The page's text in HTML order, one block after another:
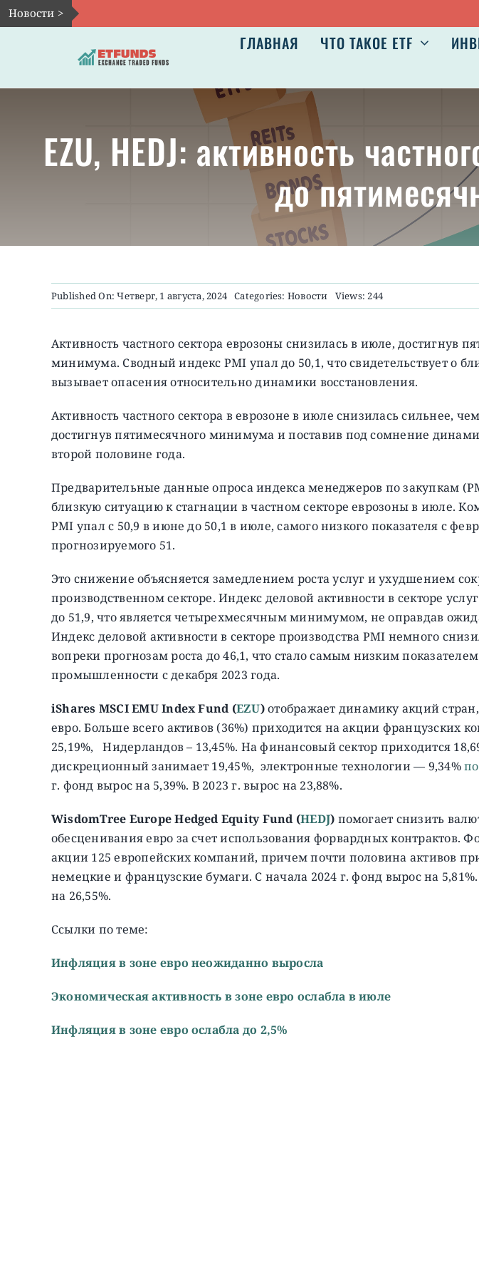
Skip
to
Новости >
ГЛАВНАЯ ЧТО ТАКОЕ ETF
EZU, HEDJ: активность
до
Published On: Четверг, 1 августа, 2024 Categories: Новости Views: 244
Активность частного сектора еврозоны снизилась в июле, достигнув
минимума. Сводный индекс PMI упал до 50,1, что свидетельствует о
вызывает опасения относительно динамики восстановления.
Активность частного сектора в еврозоне в июле снизилась сильнее,
достигнув пятимесячного минимума и поставив под сомнение
второй половине года.
Предварительные данные опроса индекса менеджеров по закупкам
близкую ситуацию к стагнации в частном секторе еврозоны в июле.
PMI упал с 50,9 в июне до 50,1 в июле, самого низкого показателя с
прогнозируемого 51.
Это снижение объясняется замедлением роста услуг и ухудшением
производственном секторе. Индекс деловой активности в секторе
до 51,9, что является четырехмесячным минимумом, не оправдав
Индекс деловой активности в секторе производства PMI немного
вопреки прогнозам роста до 46,1, что стало самым низким
промышленности с декабря 2023 года.
iShares MSCI EMU Index Fund (EZU)отображает динамику акций
евро. Больше всего активов (36%) приходится на акции французских
25,19%, Нидерландов – 13,45%. На финансовый сектор приходится
дискреционный занимает 19,45%, электронные технологии — 9,34%
г. фонд вырос на 5,39%. В 2023 г. вырос на 23,88%.
WisdomTree Europe Hedged Equity Fund (HEDJ) помогает снизить
обесценивания евро за счет использования форвардных контрактов.
акции 125 европейских компаний, причем почти половина активов
немецкие и французские бумаги. C начала 2024 г. фонд вырос на
на 26,55%.
Ссылки по теме:
Инфляция в зоне евро неожиданно выросла
Экономическая активность в зоне евро ослабла в июле
Инфляция в зоне евро ослабла до 2,5%